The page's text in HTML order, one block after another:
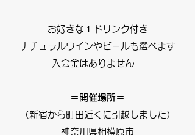
お好きな１ドリンク付き
ナチュラルワインやビールも選べます
入会金はありません
＝開催場所＝
​（新宿から町田近くに引越しました）
神奈川県相模原市